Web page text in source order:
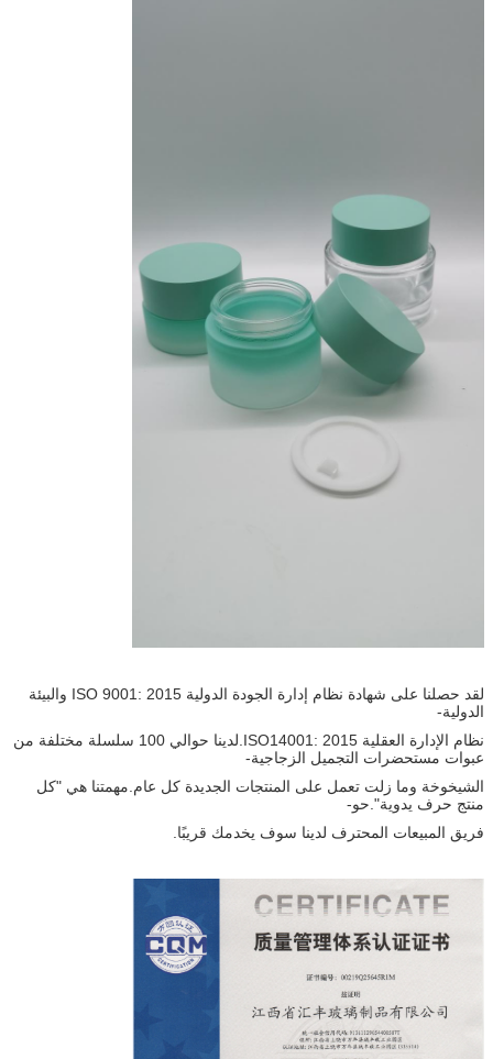
لقد حصلنا على شهادة نظام إدارة الجودة الدولية ISO 9001: 2015 والبيئة
الدولية-
نظام الإدارة العقلية ISO14001: 2015.لدينا حوالي 100 سلسلة مختلفة من
عبوات مستحضرات التجميل الزجاجية-
الشيخوخة وما زلت تعمل على المنتجات الجديدة كل عام.مهمتنا هي "كل
منتج حرف يدوية".حو-
فريق المبيعات المحترف لدينا سوف يخدمك قريبًا.